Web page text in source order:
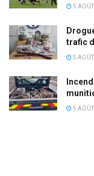
5
trafic
5
5